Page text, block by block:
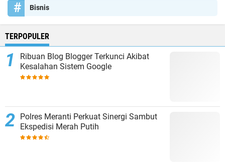
Bisnis
TERPOPULER
Ribuan Blog Blogger Terkunci Akibat
Kesalahan Sistem Google
Polres Meranti Perkuat Sinergi Sambut
Ekspedisi Merah Putih